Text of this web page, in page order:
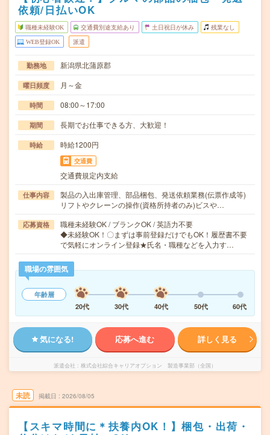
依頼/日払いOK
職種未経験OK 交通費別途支給あり 土日祝日が休み 残業なし
WEB登録OK 派遣
勤務地 新潟県北蒲原郡
曜日頻度 月～金
時間 08:00～17:00
期間 長期でお仕事できる方、大歓迎！
時給 時給1200円
交通費
交通費規定内支給
仕事内容
製品の入出庫管理、部品梱包、発送依頼業務(伝票作成等)
リフトやクレーンの操作(資格所持者のみ)ビスや…
応募資格
職種未経験OK / ブランクOK / 英語力不要
◆未経験OK！〇まずは事前登録だけでもOK！履歴書不要
で気軽にオンライン登録★氏名・職種などを入力す…
職場の雰囲気
年齢層
20代
30代 40代 50代 60代
気になる! 応募へ進む 詳しく見る
派遣会社 株式会社綜合キャリアオプション 製造事業部（全国）
未読 掲載日 2026/08/05
【スキマ時間に＊扶養内OK！】梱包・出荷・